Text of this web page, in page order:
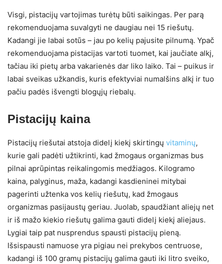
Visgi, pistacijų vartojimas turėtų būti saikingas. Per parą
rekomenduojama suvalgyti ne daugiau nei 15 riešutų.
Kadangi jie labai sotūs – jau po kelių pajusite pilnumą. Ypač
rekomenduojama pistacijas vartoti tuomet, kai jaučiate alkį,
tačiau iki pietų arba vakarienės dar liko laiko. Tai – puikus ir
labai sveikas užkandis, kuris efektyviai numalšins alkį ir tuo
pačiu padės išvengti blogųjų riebalų.
Pistacijų kaina
Pistacijų riešutai atstoja didelį kiekį skirtingų vitaminų,
kurie gali padėti užtikrinti, kad žmogaus organizmas bus
pilnai aprūpintas reikalingomis medžiagos. Kilogramo
kaina, palyginus, maža, kadangi kasdieninei mitybai
pagerinti užtenka vos kelių riešutų, kad žmogaus
organizmas pasijaustų geriau. Juolab, spaudžiant aliejų net
ir iš mažo kiekio riešutų galima gauti didelį kiekį aliejaus.
Lygiai taip pat nusprendus spausti pistacijų pieną.
Išsispausti namuose yra pigiau nei prekybos centruose,
kadangi iš 100 gramų pistacijų galima gauti iki litro sveiko,